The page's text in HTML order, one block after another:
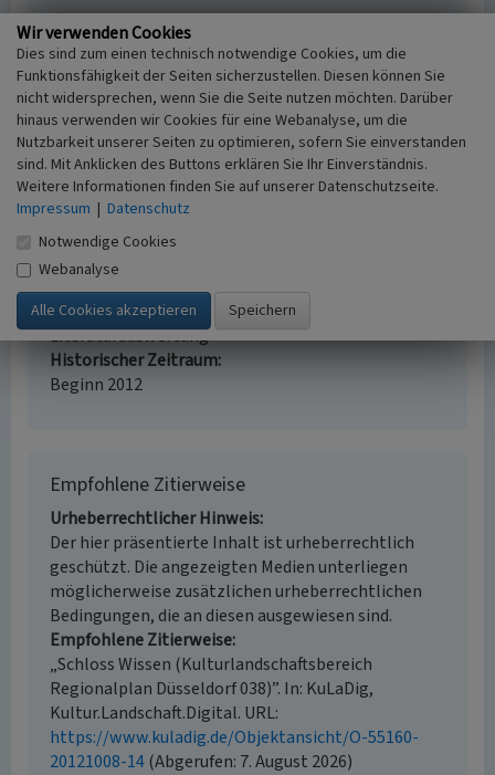
Schloss Wissen (Kulturlandschaftsbereich
Regionalplan Düsseldorf 038)
Schlagwörter
Kulturlandschaftsbereich Schloss (Bauwerk) Park
Fachsicht(en)
Kulturlandschaftspflege, Archäologie,
Denkmalpflege, Landeskunde, Raumplanung
Erfassungsmaßstab
i.d.R. 1:25.000 (kleiner als 1:20.000)
Erfassungsmethode
Literaturauswertung
Historischer Zeitraum
Beginn 2012
Empfohlene Zitierweise
Urheberrechtlicher Hinweis
Der hier präsentierte Inhalt ist urheberrechtlich
geschützt. Die angezeigten Medien unterliegen
möglicherweise zusätzlichen urheberrechtlichen
Bedingungen, die an diesen ausgewiesen sind.
Empfohlene Zitierweise
„Schloss Wissen (Kulturlandschaftsbereich
Regionalplan Düsseldorf 038)”. In: KuLaDig,
Kultur.Landschaft.Digital. URL:
https://www.kuladig.de/Objektansicht/O-55160-
20121008-14(Abgerufen: 7. August 2026)
Wir verwenden Cookies
Dies sind zum einen technisch notwendige Cookies, um die
Funktionsfähigkeit der Seiten sicherzustellen. Diesen können Sie
nicht widersprechen, wenn Sie die Seite nutzen möchten. Darüber
hinaus verwenden wir Cookies für eine Webanalyse, um die
Nutzbarkeit unserer Seiten zu optimieren, sofern Sie einverstanden
sind. Mit Anklicken des Buttons erklären Sie Ihr Einverständnis.
Weitere Informationen finden Sie auf unserer Datenschutzseite.
Impressum | Datenschutz
Notwendige Cookies
Webanalyse